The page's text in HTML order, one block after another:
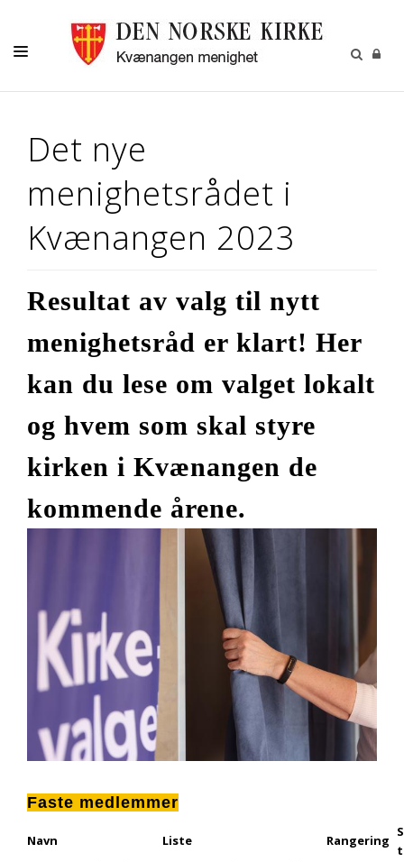
GRAVFERD
VÅR MENIGHET
MENIGHETSBLADET
KONTAKT
Det nye
menighetsrådet i
Kvænangen 2023
Resultat av valg til nytt
menighetsråd er klart! Her
kan du lese om valget lokalt
og hvem som skal styre
kirken i Kvænangen de
kommende årene.
Faste medlemmer
Navn Liste Rangering